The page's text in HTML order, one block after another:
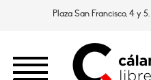
Plaza San Francisco, 4 y